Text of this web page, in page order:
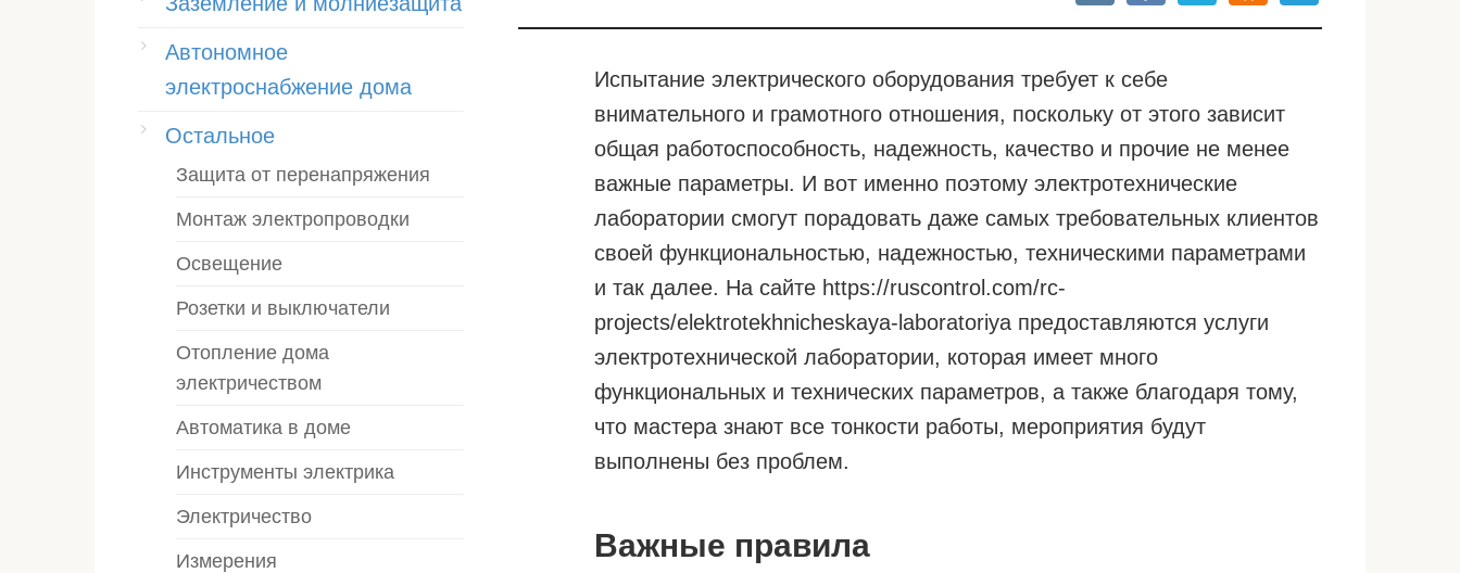
Испытание электрического оборудования требует к себе
внимательного и грамотного отношения, поскольку от этого зависит
общая работоспособность, надежность, качество и прочие не менее
важные параметры. И вот именно поэтому электротехнические
лаборатории смогут порадовать даже самых требовательных клиентов
своей функциональностью, надежностью, техническими параметрами
и так далее. На сайте https://ruscontrol.com/rc-
projects/elektrotekhnicheskaya-laboratoriya предоставляются услуги
электротехнической лаборатории, которая имеет много
функциональных и технических параметров, а также благодаря тому,
что мастера знают все тонкости работы, мероприятия будут
выполнены без проблем.
Важные правила
Автономное
электроснабжение дома
Остальное
Защита от перенапряжения
Монтаж электропроводки
Освещение
Розетки и выключатели
Отопление дома
электричеством
Автоматика в доме
Инструменты электрика
Электричество
Измерения